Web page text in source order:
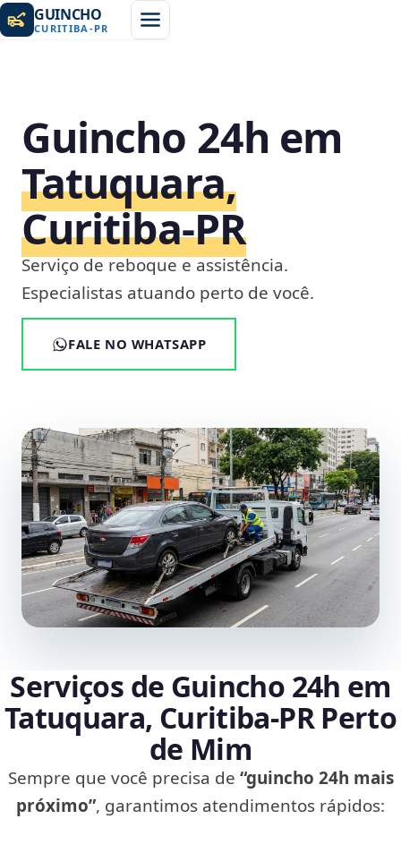
GUINCHO
CURITIBA -PR
Guincho 24h em
Tatuquara,
Curitiba‑PR
Serviço de reboque e assistência.
Especialistas atuando perto de você.
FALE NO WHATSAPP
Serviços de Guincho 24h em
Tatuquara, Curitiba‑PR Perto
de Mim
Sempre que você precisa de “guincho 24h mais
próximo”, garantimos atendimentos rápidos: